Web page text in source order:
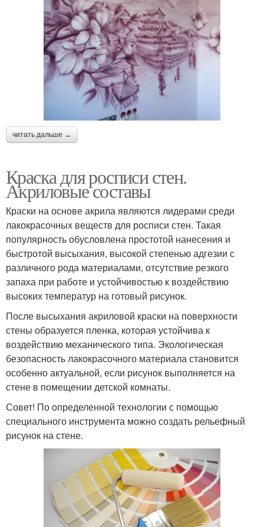
читать дальше →
Краска для росписи стен.
Акриловые составы
Краски на основе акрила являются лидерами среди
лакокрасочных веществ для росписи стен. Такая
популярность обусловлена простотой нанесения и
быстротой высыхания, высокой степенью адгезии с
различного рода материалами, отсутствие резкого
запаха при работе и устойчивостью к воздействию
высоких температур на готовый рисунок.
После высыхания акриловой краски на поверхности
стены образуется пленка, которая устойчива к
воздействию механического типа. Экологическая
безопасность лакокрасочного материала становится
особенно актуальной, если рисунок выполняется на
стене в помещении детской комнаты.
Совет! По определенной технологии с помощью
специального инструмента можно создать рельефный
рисунок на стене.